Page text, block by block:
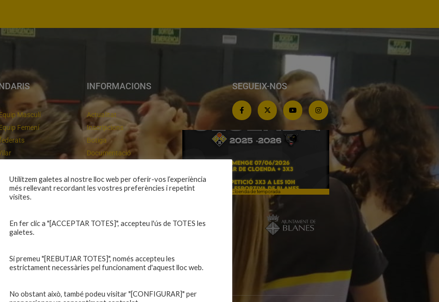
Masculí
Femení
inferiors
casa
INFORMACIONS
Actualitat
Inscripcions
Botiga
Documentació
Intranet
Contacte
SEGUEIX-NOS
Un final rodó Cloenda de temporada
Utilitzem galetes al nostre lloc web per oferir-vos l’experiència
més rellevant recordant les vostres preferències i repetint
visites.
En fer clic a "[ACCEPTAR TOTES]", accepteu l'ús de TOTES les
galetes.
Si premeu "[REBUTJAR TOTES]", només accepteu les
estrictament necessàries pel funcionament d'aquest lloc web.
No obstant això, també podeu visitar "[CONFIGURAR]" per